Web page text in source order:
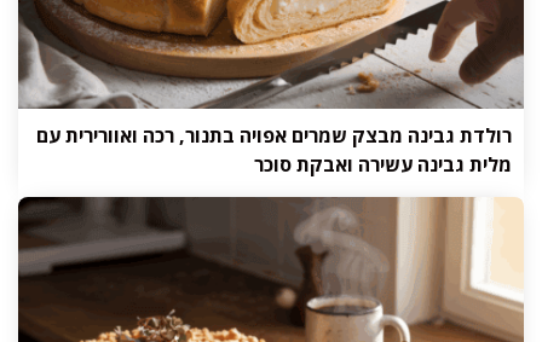
רולדת גבינה מבצק שמרים אפויה בתנור, רכה ואוורירית עם
מלית גבינה עשירה ואבקת סוכר